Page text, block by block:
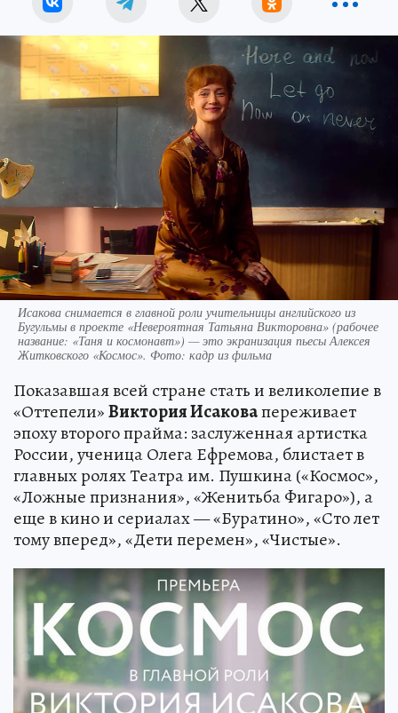
Исакова снимается в главной роли учительницы английского из
Бугульмы в проекте «Невероятная Татьяна Викторовна» (рабочее
название: «Таня и космонавт») — это экранизация пьесы Алексея
Житковского «Космос». Фото: кадр из фильма
Показавшая всей стране стать и великолепие в
«Оттепели»Виктория Исаковапереживает
эпоху второго прайма: заслуженная артистка
России, ученица Олега Ефремова, блистает в
главных ролях Театра им. Пушкина («Космос»,
«Ложные признания», «Женитьба Фигаро»), а
еще в кино и сериалах — «Буратино», «Сто лет
тому вперед», «Дети перемен», «Чистые».